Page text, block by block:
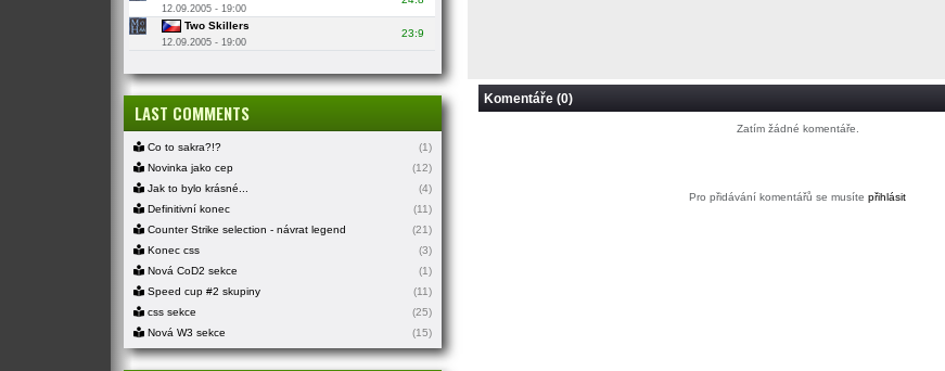
12.09.2005 - 19:00
Two Skillers
12.09.2005 - 19:00
23:9
LAST COMMENTS
Co to sakra?!?
(1)
Novinka jako cep
(12)
Jak to bylo krásné...
(4)
Definitivní konec
(11)
Counter Strike selection - návrat legend
(21)
Konec css
(3)
Nová CoD2 sekce
(1)
Speed cup #2 skupiny
(11)
css sekce
(25)
Nová W3 sekce
(15)
Komentáře (0)
Zatím žádné komentáře.
Pro přidávání komentářů se musítepřihlásit